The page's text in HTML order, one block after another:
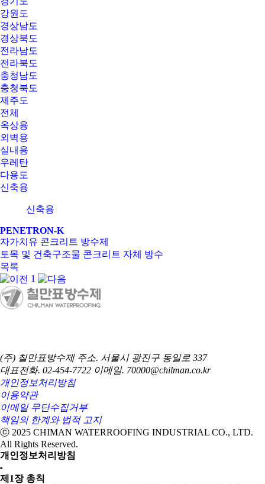
강원도
경상남도
경상북도
전라남도
전라북도
충청남도
충청북도
제주도
전체
옥상용
외벽용
실내용
우레탄
다용도
신축용
신축용
PENETRON-K
자가치유 콘크리트 방수제
토목 및 건축구조물 콘크리트 자체 방수
목록
1
(주) 칠만표방수제 주소. 서울시 광진구 동일로 337
대표전화. 02-454-7722 이메일. 70000@chilman.co.kr
개인정보처리방침
이용약관
이메일 무단수집거부
책임의 한계와 법적 고지
ⓒ 2025 CHIMAN WATERROOFING INDUSTRIAL CO., LTD.
All Rights Reserved.
개인정보처리방침
제1장 총칙